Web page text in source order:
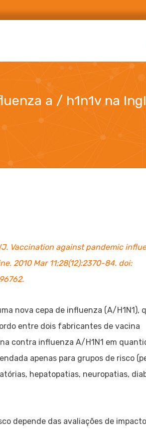
a / h1n1v na
a / h1n1v na Inglaterra: uma
Vaccination against pandemic
2010 Mar 11;28(12):2370-84. doi:
nova cepa de influenza (A/H1N1),
entre dois fabricantes de vacina
contra influenza A/H1N1 em
apenas para grupos de risco
hepatopatias, neuropatias,
depende das avaliações de impacto